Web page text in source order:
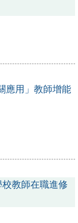
應用」教師增能
校教師在職進修